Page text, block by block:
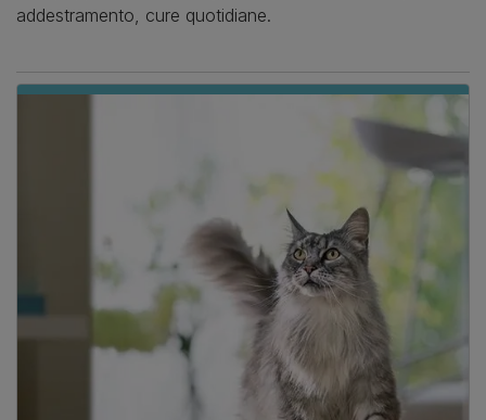
addestramento, cure quotidiane.